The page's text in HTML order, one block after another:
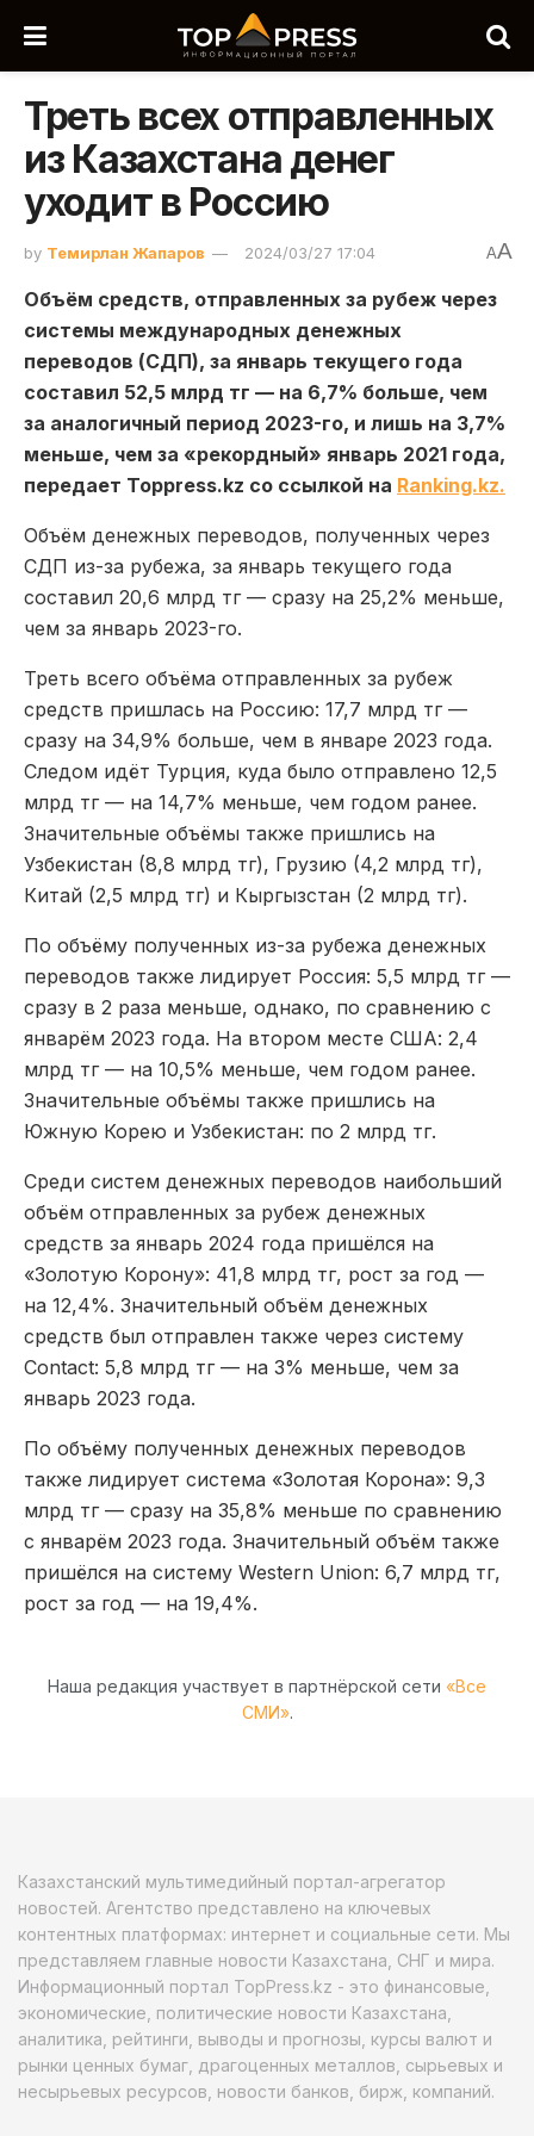
Треть всех отправленных
из Казахстана денег
уходит в Россию
by Темирлан Жапаров 2024/03/27 17:04 AA
Объём средств, отправленных за рубеж через
системы международных денежных
переводов (СДП), за январь текущего года
составил 52,5 млрд тг — на 6,7% больше, чем
за аналогичный период 2023-го, и лишь на 3,7%
меньше, чем за «рекордный» январь 2021 года,
передает Toppress.kz со ссылкой на Ranking.kz.
Объём денежных переводов, полученных через
СДП из-за рубежа, за январь текущего года
составил 20,6 млрд тг — сразу на 25,2% меньше,
чем за январь 2023-го.
Треть всего объёма отправленных за рубеж
средств пришлась на Россию: 17,7 млрд тг —
сразу на 34,9% больше, чем в январе 2023 года.
Следом идёт Турция, куда было отправлено 12,5
млрд тг — на 14,7% меньше, чем годом ранее.
Значительные объёмы также пришлись на
Узбекистан (8,8 млрд тг), Грузию (4,2 млрд тг),
Китай (2,5 млрд тг) и Кыргызстан (2 млрд тг).
По объёму полученных из-за рубежа денежных
переводов также лидирует Россия: 5,5 млрд тг —
сразу в 2 раза меньше, однако, по сравнению с
январём 2023 года. На втором месте США: 2,4
млрд тг — на 10,5% меньше, чем годом ранее.
Значительные объёмы также пришлись на
Южную Корею и Узбекистан: по 2 млрд тг.
Среди систем денежных переводов наибольший
объём отправленных за рубеж денежных
средств за январь 2024 года пришёлся на
«Золотую Корону»: 41,8 млрд тг, рост за год —
на 12,4%. Значительный объём денежных
средств был отправлен также через систему
Contact: 5,8 млрд тг — на 3% меньше, чем за
январь 2023 года.
По объёму полученных денежных переводов
также лидирует система «Золотая Корона»: 9,3
млрд тг — сразу на 35,8% меньше по сравнению
с январём 2023 года. Значительный объём также
пришёлся на систему Western Union: 6,7 млрд тг,
рост за год — на 19,4%.
Наша редакция участвует в партнёрской сети «Все
СМИ».
Казахстанский мультимедийный портал-агрегатор
новостей. Агентство представлено на ключевых
контентных платформах: интернет и социальные сети. Мы
представляем главные новости Казахстана, СНГ и мира.
Информационный портал TopPress.kz - это финансовые,
экономические, политические новости Казахстана,
аналитика, рейтинги, выводы и прогнозы, курсы валют и
рынки ценных бумаг, драгоценных металлов, сырьевых и
несырьевых ресурсов, новости банков, бирж, компаний.